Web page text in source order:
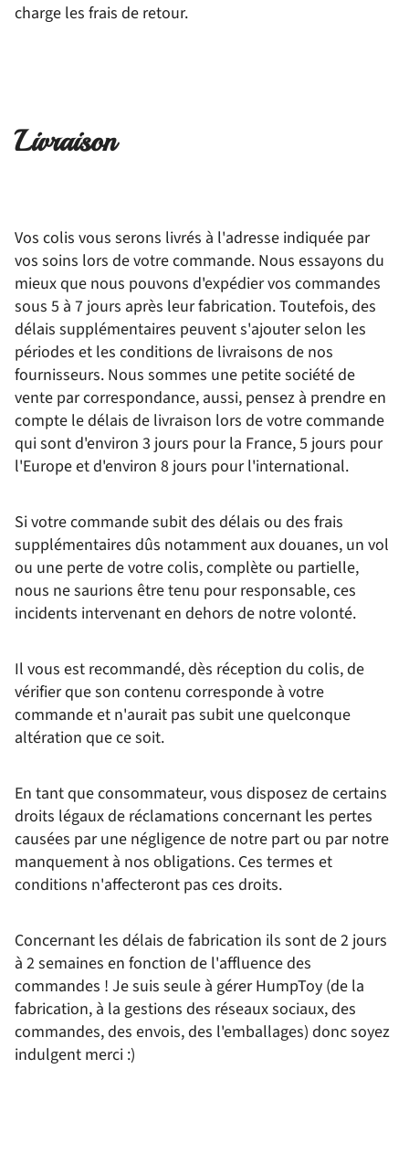
charge les frais de retour.
Livraison
Vos colis vous serons livrés à l'adresse indiquée par
vos soins lors de votre commande. Nous essayons du
mieux que nous pouvons d'expédier vos commandes
sous 5 à 7 jours après leur fabrication. Toutefois, des
délais supplémentaires peuvent s'ajouter selon les
périodes et les conditions de livraisons de nos
fournisseurs. Nous sommes une petite société de
vente par correspondance, aussi, pensez à prendre en
compte le délais de livraison lors de votre commande
qui sont d'environ 3 jours pour la France, 5 jours pour
l'Europe et d'environ 8 jours pour l'international.
Si votre commande subit des délais ou des frais
supplémentaires dûs notamment aux douanes, un vol
ou une perte de votre colis, complète ou partielle,
nous ne saurions être tenu pour responsable, ces
incidents intervenant en dehors de notre volonté.
Il vous est recommandé, dès réception du colis, de
vérifier que son contenu corresponde à votre
commande et n'aurait pas subit une quelconque
altération que ce soit.
En tant que consommateur, vous disposez de certains
droits légaux de réclamations concernant les pertes
causées par une négligence de notre part ou par notre
manquement à nos obligations. Ces termes et
conditions n'affecteront pas ces droits.
Concernant les délais de fabrication ils sont de 2 jours
à 2 semaines en fonction de l'affluence des
commandes ! Je suis seule à gérer HumpToy (de la
fabrication, à la gestions des réseaux sociaux, des
commandes, des envois, des l'emballages) donc soyez
indulgent merci :)